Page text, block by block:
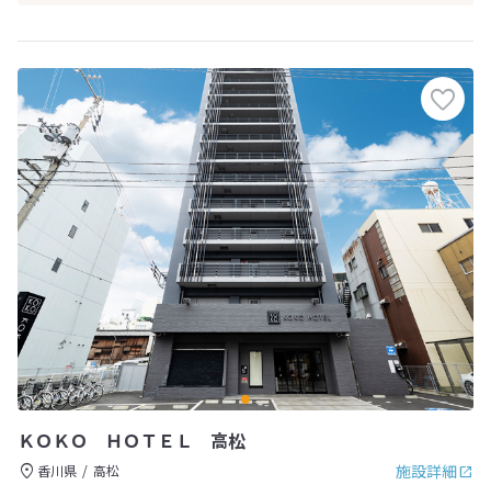
ＫＯＫＯ ＨＯＴＥＬ 高松
施設詳細
香川県
高松